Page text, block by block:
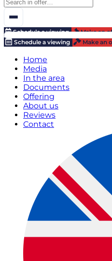
Schedule a viewing Make an
Schedule a viewing
Make an
Home
Media
In the area
Documents
Offering
About us
Reviews
Contact